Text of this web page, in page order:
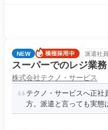
NEW 派遣社員
スーパーでのレジ業務
株式会社テクノ・サービス
テクノ・サービスへ正社
方。派遣と言っても実態